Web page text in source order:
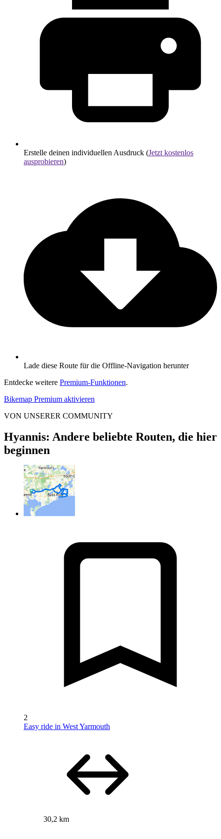
Erstelle deinen individuellen Ausdruck (Jetzt kostenlos
ausprobieren)
Lade diese Route für die Offline-Navigation herunter
Entdecke weitere Premium-Funktionen.
Bikemap Premium aktivieren
VON UNSERER COMMUNITY
Hyannis: Andere beliebte Routen, die hier
beginnen
2
Easy ride in West Yarmouth
30,2 km